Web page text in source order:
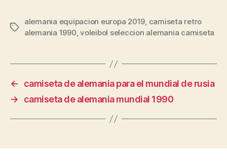
Etiquetas
alemania equipacion europa 2019, camiseta retro
alemania 1990,voleibol seleccion alemania camiseta
←
camiseta de alemania para el mundial de rusia
→
camiseta de alemania mundial 1990